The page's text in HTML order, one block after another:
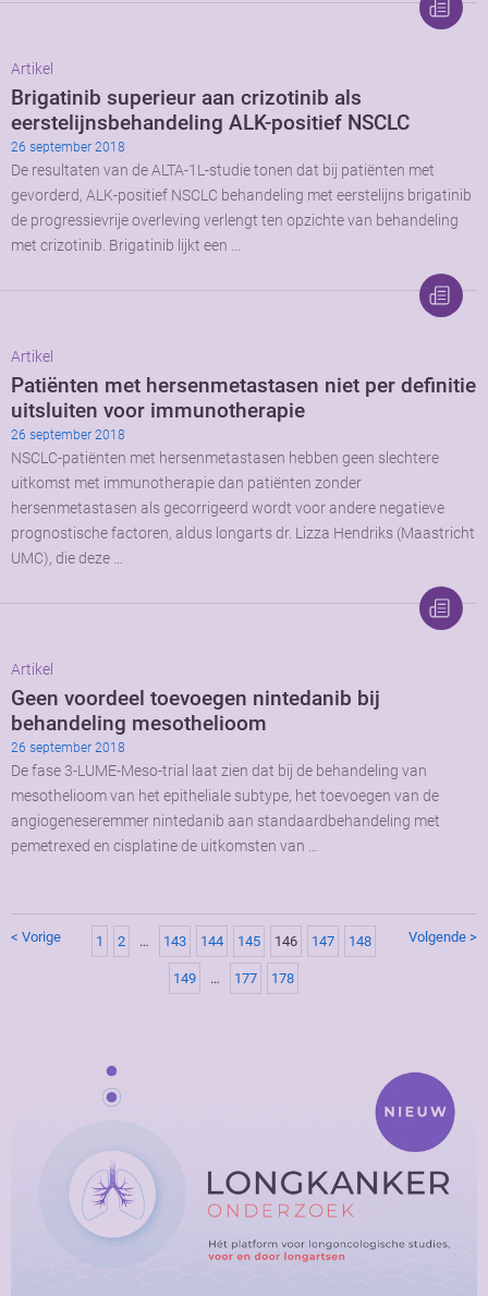
Artikel
Brigatinib superieur aan crizotinib als
eerstelijnsbehandeling ALK-positief NSCLC
26 september 2018
De resultaten van de ALTA-1L-studie tonen dat bij patiënten met
gevorderd, ALK-positief NSCLC behandeling met eerstelijns brigatinib
de progressievrije overleving verlengt ten opzichte van behandeling
met crizotinib. Brigatinib lijkt een …
Artikel
Patiënten met hersenmetastasen niet per definitie
uitsluiten voor immunotherapie
26 september 2018
NSCLC-patiënten met hersenmetastasen hebben geen slechtere
uitkomst met immunotherapie dan patiënten zonder
hersenmetastasen als gecorrigeerd wordt voor andere negatieve
prognostische factoren, aldus longarts dr. Lizza Hendriks (Maastricht
UMC), die deze …
Artikel
Geen voordeel toevoegen nintedanib bij
behandeling mesothelioom
26 september 2018
De fase 3-LUME-Meso-trial laat zien dat bij de behandeling van
mesothelioom van het epitheliale subtype, het toevoegen van de
angiogeneseremmer nintedanib aan standaardbehandeling met
pemetrexed en cisplatine de uitkomsten van …
< Vorige 1 2 … 143 144 145 146 147 148
149 … 177 178
Volgende >